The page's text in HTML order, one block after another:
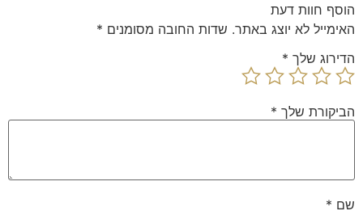
הוסף חוות דעת
האימייל לא יוצג באתר. שדות החובה מסומנים *
הדירוג שלך *
הביקורת שלך *
שם *